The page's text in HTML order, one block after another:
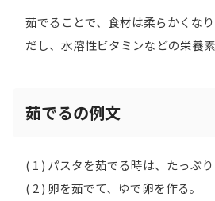
茹でることで、食材は柔らかくな
だし、水溶性ビタミンなどの栄養
茹でるの例文
( 1 ) パスタを茹でる時は、たっぷり
( 2 ) 卵を茹でて、ゆで卵を作る。